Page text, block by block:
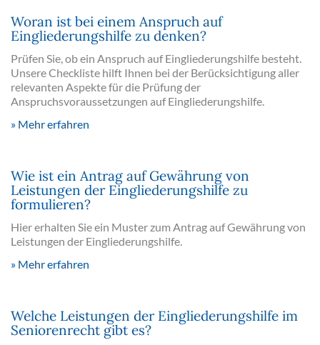
Woran ist bei einem Anspruch auf
Eingliederungshilfe zu denken?
Prüfen Sie, ob ein Anspruch auf Eingliederungshilfe besteht.
Unsere Checkliste hilft Ihnen bei der Berücksichtigung aller
relevanten Aspekte für die Prüfung der
Anspruchsvoraussetzungen auf Eingliederungshilfe.
Mehr erfahren
Wie ist ein Antrag auf Gewährung von
Leistungen der Eingliederungshilfe zu
formulieren?
Hier erhalten Sie ein Muster zum Antrag auf Gewährung von
Leistungen der Eingliederungshilfe.
Mehr erfahren
Welche Leistungen der Eingliederungshilfe im
Seniorenrecht gibt es?